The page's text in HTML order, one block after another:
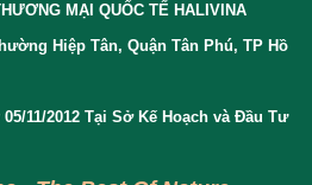
MẠI QUỐC TẾ HALIVINA
Hiệp Tân, Quận Tân Phú, TP Hồ
11/2012 Tại Sở Kế Hoạch và Đầu Tư